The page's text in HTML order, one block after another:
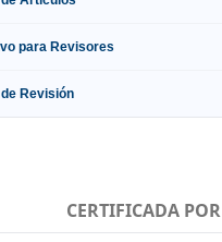
para Revisores
Revisión
CERTIFICADA POR